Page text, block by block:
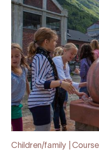
Children/family |